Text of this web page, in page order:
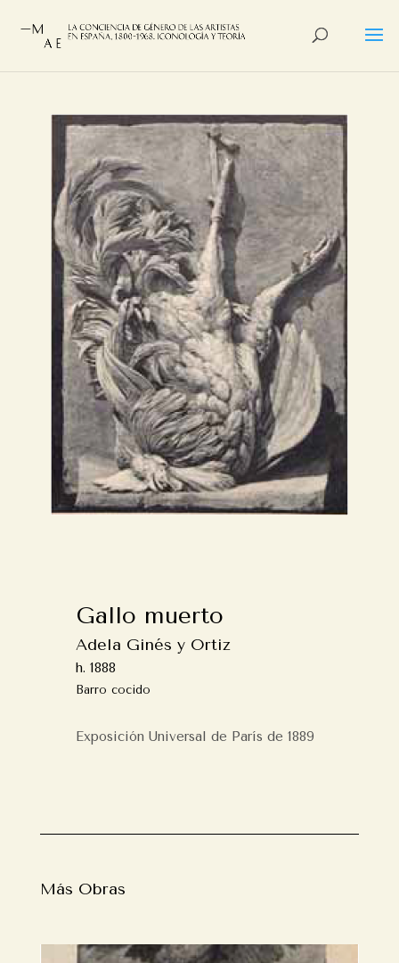
Gallo muerto
Adela Ginés y Ortiz
h. 1888
Barro cocido
Exposición Universal de París de 1889
Más Obras